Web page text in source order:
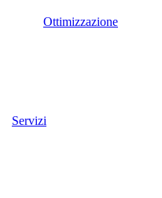
Ottimizzazione
Servizi